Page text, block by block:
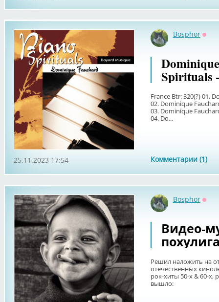
Bosphor
Spirituals
France Btr: 320(?) 01.
02. Dominique
03. Dominique
04. Do...
Комментарии (1)
25.11.2023 17:54
Bosphor
Видео-
Решил наложить на
отечественных
рок-хиты 50-х & 60-х,
вышло: